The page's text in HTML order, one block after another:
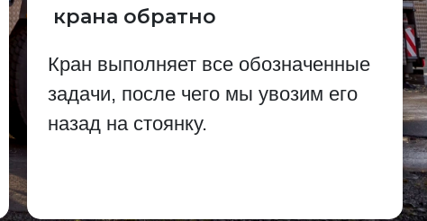
крана обратно
Кран выполняет все обозначенные
задачи, после чего мы увозим его
назад на стоянку.